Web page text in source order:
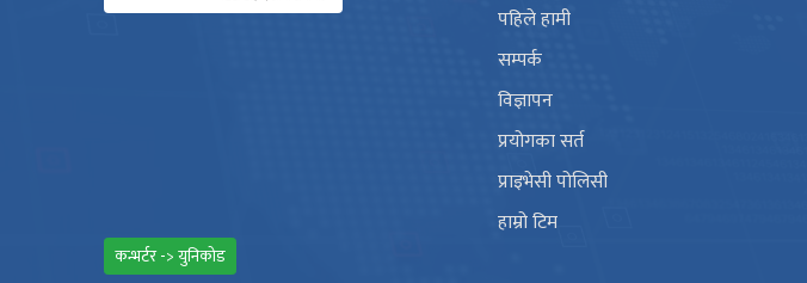
पहिले हामी
सम्पर्क
विज्ञापन
प्रयोगका सर्त
प्राइभेसी पोलिसी
हाम्रो टिम
कन्भर्टर -> युनिकोड